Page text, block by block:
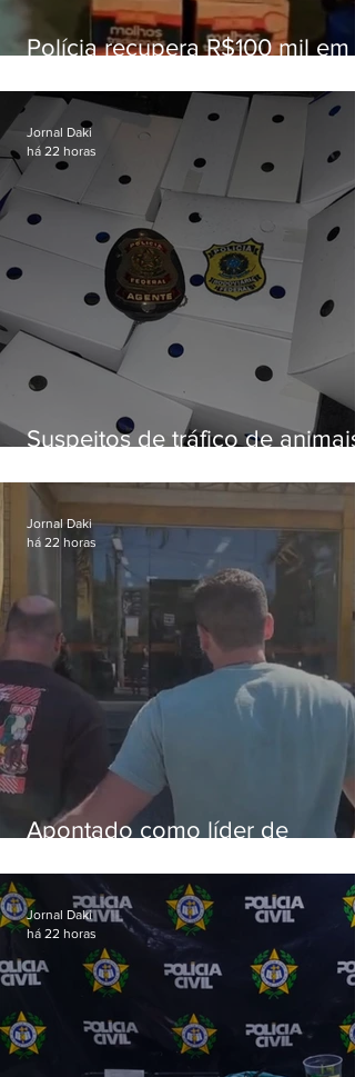
Polícia recupera R$100 mil em
Fluminense
Suspeitos de tráfico de animais
aves
Jornal Daki
há 22 horas
Apontado como líder de
aposentados é preso
Jornal Daki
há 22 horas
Jornal Daki
há 22 horas